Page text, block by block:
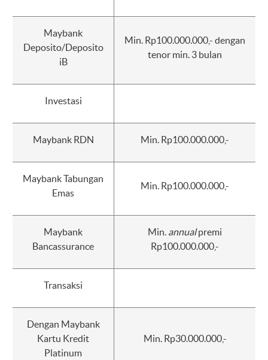
Maybank
Deposito/Deposito
iB
Min. Rp100.000.000,- dengan
tenor min. 3 bulan
Investasi
Maybank RDN Min. Rp100.000.000,-
Maybank Tabungan
Emas
Min. Rp100.000.000,-
Maybank
Bancassurance
Min. annualpremi
Rp100.000.000,-
Transaksi
Dengan Maybank
Kartu Kredit
Platinum
Min. Rp30.000.000,-